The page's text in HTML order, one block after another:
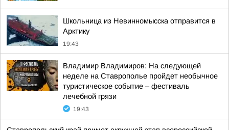
Школьница из Невинномысска отправится в
Арктику
19:43
Владимир Владимиров: На следующей
неделе на Ставрополье пройдет необычное
туристическое событие – фестиваль
лечебной грязи
19:43